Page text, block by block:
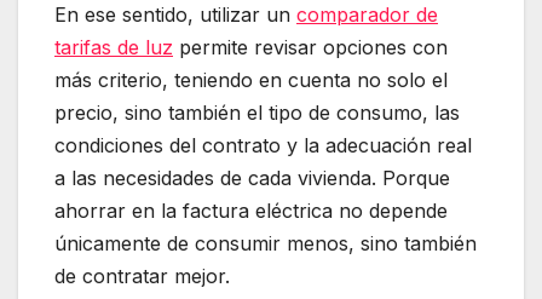
En ese sentido, utilizar un comparador de
tarifas de luz permite revisar opciones con
más criterio, teniendo en cuenta no solo el
precio, sino también el tipo de consumo, las
condiciones del contrato y la adecuación real
a las necesidades de cada vivienda. Porque
ahorrar en la factura eléctrica no depende
únicamente de consumir menos, sino también
de contratar mejor.